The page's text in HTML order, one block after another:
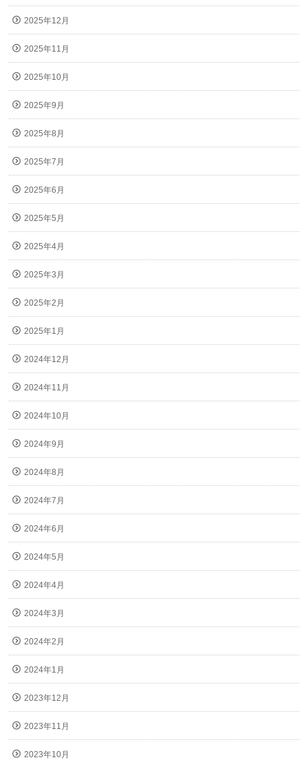
2025年12月
2025年11月
2025年10月
2025年9月
2025年8月
2025年7月
2025年6月
2025年5月
2025年4月
2025年3月
2025年2月
2025年1月
2024年12月
2024年11月
2024年10月
2024年9月
2024年8月
2024年7月
2024年6月
2024年5月
2024年4月
2024年3月
2024年2月
2024年1月
2023年12月
2023年11月
2023年10月